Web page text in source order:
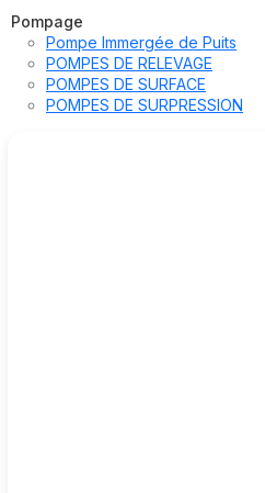
Pompage
Pompe Immergée de Puits
POMPES DE RELEVAGE
POMPES DE SURFACE
POMPES DE SURPRESSION